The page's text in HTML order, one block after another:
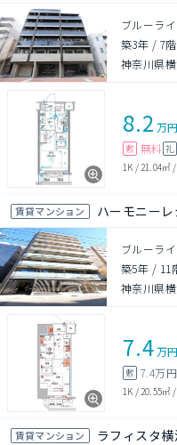
ブルーラ
築3年 / 7
神奈川県
8.2 万円
敷 無料 礼
1K / 21.04㎡ /
賃貸マンション ハーモニー
ブルーラ
築5年 / 11
神奈川県
7.4万円
敷 7.4万円
1K / 20.55㎡ /
賃貸マンション ラフィスタ